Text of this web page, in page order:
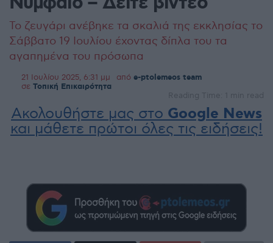
Το ζευγάρι ανέβηκε τα σκαλιά της εκκλησίας το
Σάββατο 19 Ιουλίου έχοντας δίπλα του τα
αγαπημένα του πρόσωπα
21 Ιουλίου 2025, 6:31 μμ από e-ptolemeos team
σε Τοπική Επικαιρότητα
Reading Time: 1 min read
Ακολουθήστε μας στο Google News
και μάθετε πρώτοι όλες τις ειδήσεις!